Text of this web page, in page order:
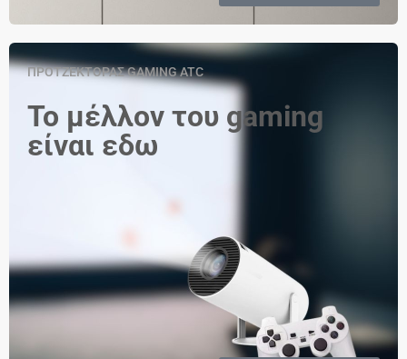
ΠΡΟΤΖΕΚΤΟΡΑΣ GAMING ATC
Το μέλλον του gaming
είναι εδω